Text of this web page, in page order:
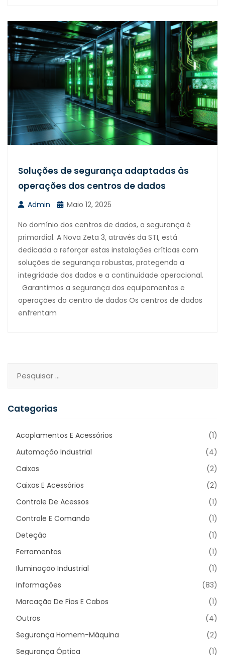
Soluções de segurança adaptadas às
operações dos centros de dados
Admin
Maio 12, 2025
No domínio dos centros de dados, a segurança é
primordial. A Nova Zeta 3, através da STI, está
dedicada a reforçar estas instalações críticas com
soluções de segurança robustas, protegendo a
integridade dos dados e a continuidade operacional.
Garantimos a segurança dos equipamentos e
operações do centro de dados Os centros de dados
enfrentam
Categorias
Acoplamentos E Acessórios
(1)
Automação Industrial
(4)
Caixas
(2)
Caixas E Acessórios
(2)
Controle De Acessos
(1)
Controle E Comando
(1)
Deteção
(1)
Ferramentas
(1)
Iluminação Industrial
(1)
Informações
(83)
Marcação De Fios E Cabos
(1)
Outros
(4)
Segurança Homem-Máquina
(2)
Segurança Óptica
(1)